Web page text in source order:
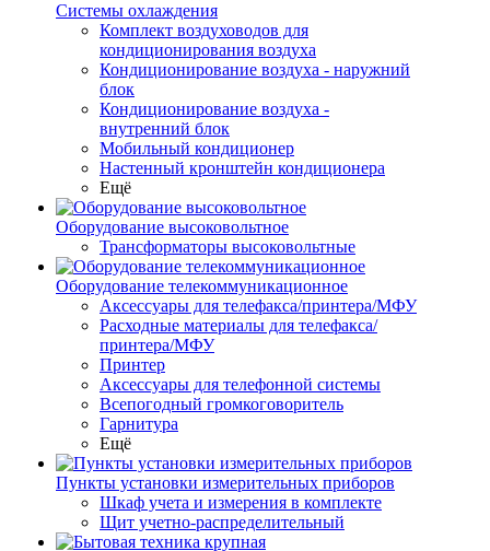
Системы охлаждения
Комплект воздуховодов для
кондиционирования воздуха
Кондиционирование воздуха - наружний
блок
Кондиционирование воздуха -
внутренний блок
Мобильный кондиционер
Настенный кронштейн кондиционера
Ещё
Оборудование высоковольтное
Трансформаторы высоковольтные
Оборудование телекоммуникационное
Аксессуары для телефакса/принтера/МФУ
Расходные материалы для телефакса/
принтера/МФУ
Принтер
Аксессуары для телефонной системы
Всепогодный громкоговоритель
Гарнитура
Ещё
Пункты установки измерительных приборов
Шкаф учета и измерения в комплекте
Щит учетно-распределительный